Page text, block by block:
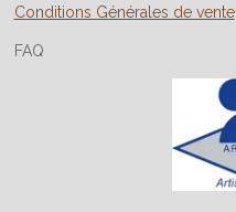
Conditions Générales de vente
FAQ